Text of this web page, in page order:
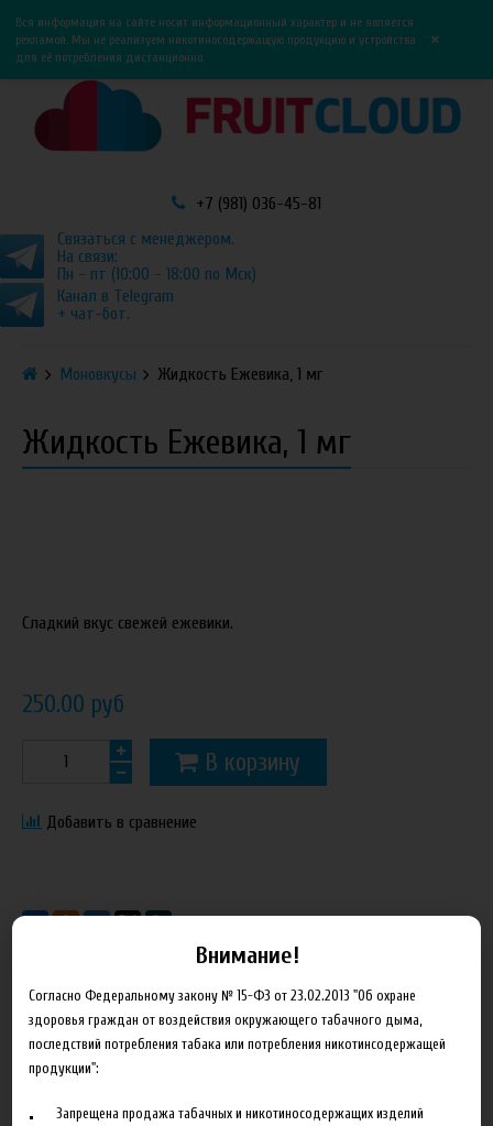
0
Вся информация на сайте носит информационный характер и не является
рекламой. Мы не реализуем никотиносодержащую продукцию и устройства
для её потребления дистанционно.
×
+7 (981) 036-45-81
Связаться с менеджером.
На связи:
Пн - пт (10:00 - 18:00 по Мск)
Канал в Telegram
+ чат-бот.
Моновкусы Жидкость Ежевика, 1 мг
Жидкость Ежевика, 1 мг
Сладкий вкус свежей ежевики.
250.00 руб
В корзину
Добавить в сравнение
Описание Характеристики Отзывы
Состав готовой жидкости:
Пропиленгликоль(PG)
Внимание!
Согласно Федеральному закону № 15-ФЗ от 23.02.2013 "Об охране
здоровья граждан от воздействия окружающего табачного дыма,
последствий потребления табака или потребления никотинсодержащей
продукции":
Запрещена продажа табачных и никотиносодержащих изделий